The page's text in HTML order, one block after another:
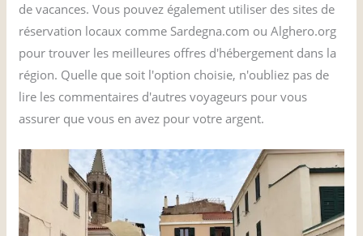
de vacances. Vous pouvez également utiliser des sites de
réservation locaux comme Sardegna.com ou Alghero.org
pour trouver les meilleures offres d'hébergement dans la
région. Quelle que soit l'option choisie, n'oubliez pas de
lire les commentaires d'autres voyageurs pour vous
assurer que vous en avez pour votre argent.